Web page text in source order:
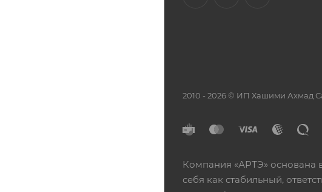
2010 - 2026 © ИП Хашими Ахмад
Компания «АРТЭ» основана
себя как стабильный,